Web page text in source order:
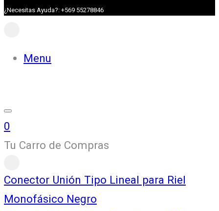
¿Necesitas Ayuda?: +569 55278846
Menu
0
Tu Carro de Compras
Conector Unión Tipo Lineal para Riel
Monofásico Negro